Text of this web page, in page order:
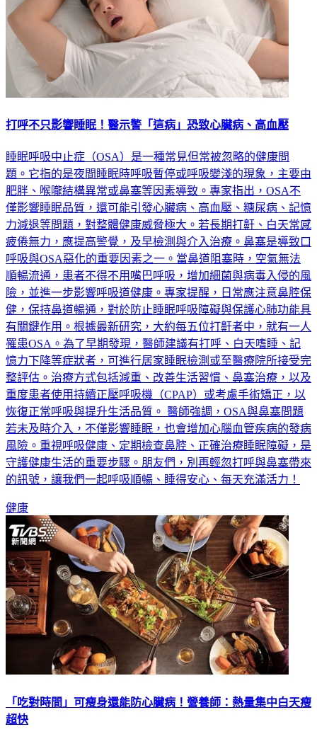
打呼不只影響睡眠！醫示警「這病」恐致心臟病、高血壓
睡眠呼吸中止症（OSA）是一種常見但常被忽略的健康問
題。它指的是夜間睡眠時呼吸暫停或呼吸變淺的現象，主要由
肥胖、喉嚨結構異常或鼻塞等因素導致。專家指出，OSA不
僅影響睡眠品質，還可能引發心臟病、高血壓、糖尿病、記憶
力減退等問題，對整體健康威脅極大。若長期打鼾、白天常感
疲倦無力，應提高警覺，及早檢測與介入治療。鼻塞是導致口
呼吸與OSA惡化的重要因素之一。當鼻道阻塞時，空氣無法
順暢流通，患者不得不用嘴巴呼吸，增加細菌與病毒入侵的風
險，並進一步影響呼吸道健康。專家提醒，日常應注意鼻腔保
健，保持鼻道暢通，對於防止睡眠呼吸障礙與保護心肺功能具
有關鍵作用。根據最新研究，大約每五位打鼾者中，就有一人
罹患OSA。為了早期發現，醫師建議有打呼、白天嗜睡、記
憶力下降等症狀者，可進行居家睡眠檢測或至醫療院所接受完
整評估。治療方式包括減重、改善生活習慣、鼻塞治療，以及
重度患者使用持續正壓呼吸機（CPAP）或考慮手術矯正，以
恢復正常呼吸與提升生活品質。 醫師強調，OSA與鼻塞問題
若未及時介入，不僅影響睡眠，也會增加心腦血管疾病的發病
風險。重視呼吸健康、定期檢查鼻腔、正確治療睡眠障礙，是
守護健康生活的重要步驟。朋友們，別再輕忽打呼與鼻塞帶來
的訊號，讓我們一起呼吸順暢、睡得安心、每天充滿活力！
健康
「吃對時間」可瘦身還能防心臟病！營養師：熱量集中白天瘦
超快